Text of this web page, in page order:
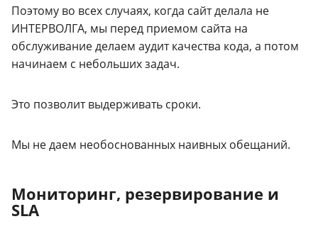
Поэтому во всех случаях, когда сайт делала не
ИНТЕРВОЛГА, мы перед приемом сайта на
обслуживание делаем аудит качества кода, а потом
начинаем с небольших задач.
Это позволит выдерживать сроки.
Мы не даем необоснованных наивных обещаний.
Мониторинг, резервирование и
SLA